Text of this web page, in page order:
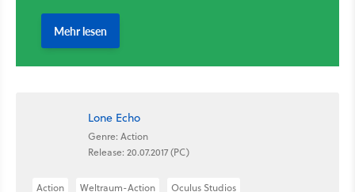
Lone Echo
Genre: Action
Release: 20.07.2017 (PC)
Action Weltraum-Action Oculus Studios